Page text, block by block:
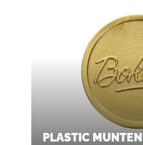
PLASTIC MUNTEN